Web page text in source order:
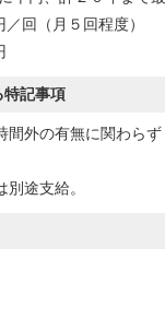
回（月５回程度）
特記事項
間外の有無に関わらず
途支給。